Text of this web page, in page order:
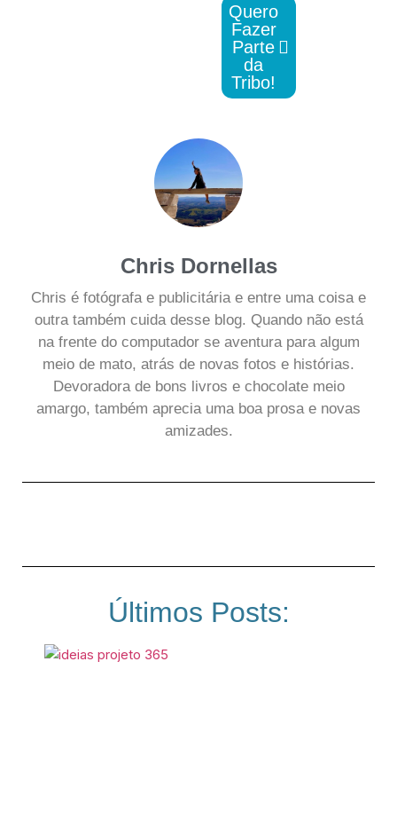
Quero
Fazer
Parte
da
Tribo!
Chris Dornellas
Chris é fotógrafa e publicitária e entre uma coisa e
outra também cuida desse blog. Quando não está
na frente do computador se aventura para algum
meio de mato, atrás de novas fotos e histórias.
Devoradora de bons livros e chocolate meio
amargo, também aprecia uma boa prosa e novas
amizades.
Últimos Posts: